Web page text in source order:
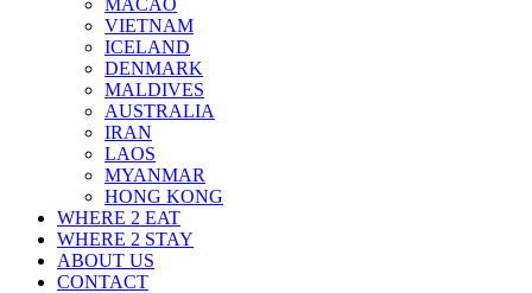
MACAO
VIETNAM
ICELAND
DENMARK
MALDIVES
AUSTRALIA
IRAN
LAOS
MYANMAR
HONG KONG
WHERE 2 EAT
WHERE 2 STAY
ABOUT US
CONTACT